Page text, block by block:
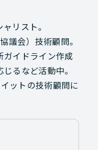
リスト。
議会）技術顧問。
イドライン作成
るなど活動中。
ットの技術顧問に